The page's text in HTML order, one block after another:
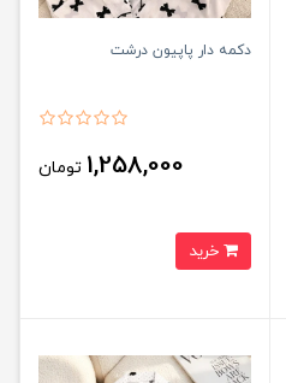
دکمه دار پاپیون درشت
1,258,000 تومان